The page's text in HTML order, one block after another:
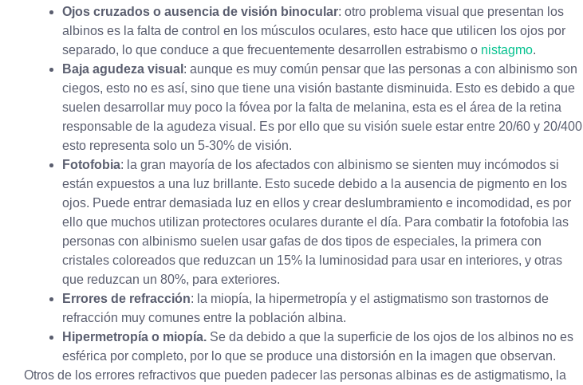
Ojos cruzados o ausencia de visión binocular: otro problema visual que presentan los
albinos es la falta de control en los músculos oculares, esto hace que utilicen los ojos por
separado, lo que conduce a que frecuentemente desarrollen estrabismo o nistagmo.
Baja agudeza visual : aunque es muy común pensar que las personas a con albinismo son
ciegos, esto no es así, sino que tiene una visión bastante disminuida. Esto es debido a que
suelen desarrollar muy poco la fóvea por la falta de melanina, esta es el área de la retina
responsable de la agudeza visual. Es por ello que su visión suele estar entre 20/60 y 20/400
esto representa solo un 5-30% de visión.
Fotofobia: la gran mayoría de los afectados con albinismo se sienten muy incómodos si
están expuestos a una luz brillante. Esto sucede debido a la ausencia de pigmento en los
ojos. Puede entrar demasiada luz en ellos y crear deslumbramiento e incomodidad, es por
ello que muchos utilizan protectores oculares durante el día. Para combatir la fotofobia las
personas con albinismo suelen usar gafas de dos tipos de especiales, la primera con
cristales coloreados que reduzcan un 15% la luminosidad para usar en interiores, y otras
que reduzcan un 80%, para exteriores.
Errores de refracción: la miopía, la hipermetropía y el astigmatismo son trastornos de
refracción muy comunes entre la población albina.
Hipermetropía o miopía. Se da debido a que la superficie de los ojos de los albinos no es
esférica por completo, por lo que se produce una distorsión en la imagen que observan.
Otros de los errores refractivos que pueden padecer las personas albinas es de astigmatismo, la